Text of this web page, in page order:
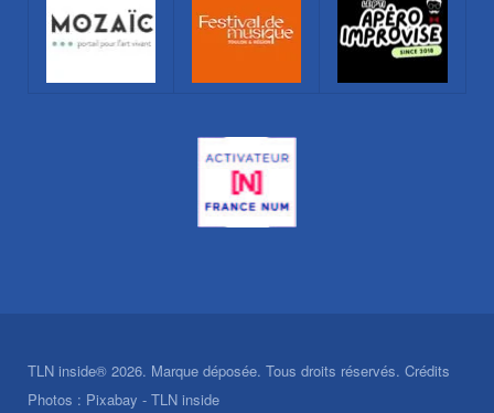
TLN inside® 2026. Marque déposée. Tous droits réservés. Crédits
Photos : Pixabay - TLN inside